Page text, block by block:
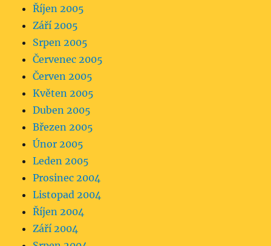
Říjen 2005
Září 2005
Srpen 2005
Červenec 2005
Červen 2005
Květen 2005
Duben 2005
Březen 2005
Únor 2005
Leden 2005
Prosinec 2004
Listopad 2004
Říjen 2004
Září 2004